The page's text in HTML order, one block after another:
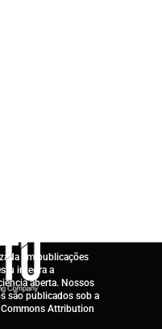
em publicações
integra a
aberta. Nossos
são publicados sob a
Commons Attribution